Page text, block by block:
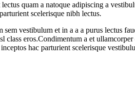
quam a natoque adipiscing a
scelerisque nibh lectus.
sem vestibulum et in a a a purus lectus
class eros.Condimentum a et
hac parturient scelerisque